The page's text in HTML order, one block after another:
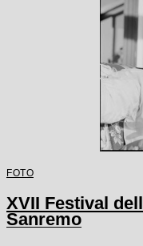
FOTO
XVII Festival
Sanremo